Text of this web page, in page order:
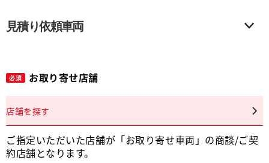
見積り依頼車両
必須 お取り寄せ店舗
店舗を探す
ご指定いただいた店舗が「お取り寄せ車両」の商談/ご契
約店舗となります。